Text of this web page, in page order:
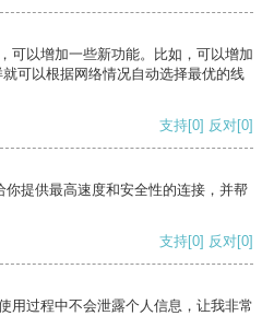
可以增加一些新功能。比如，可以增加
可以根据网络情况自动选择最优的线
支持[0] 反对[0]
提供最高速度和安全性的连接，并帮
支持[0] 反对[0]
用过程中不会泄露个人信息，让我非常